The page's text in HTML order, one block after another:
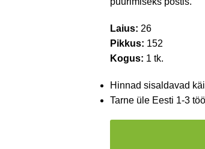
Laius: 26
Pikkus: 152
Kogus: 1 tk.
Hinnad sisaldavad
Tarne üle Eesti 1-3